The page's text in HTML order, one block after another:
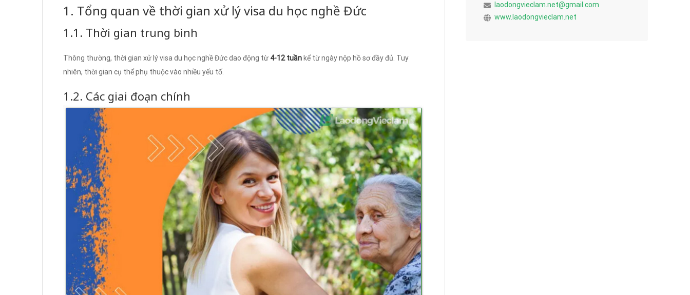
1. Tổng quan về thời gian xử lý visa du học nghề Đức
1.1. Thời gian trung bình
Thông thường, thời gian xử lý visa du học nghề Đức dao động từ 4-12 tuần kể từ ngày nộp hồ sơ đầy đủ. Tuy
nhiên, thời gian cụ thể phụ thuộc vào nhiều yếu tố.
1.2. Các giai đoạn chính
laodongvieclam.net@gmail.com
www.laodongvieclam.net